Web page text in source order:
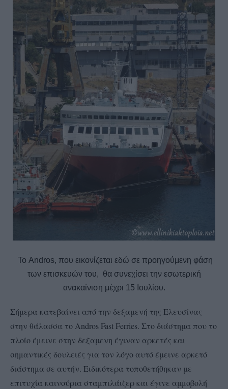
Το Andros, που εικονίζεται εδώ σε προηγούμενη φάση
των επισκευών του, θα συνεχίσει την εσωτερική
ανακαίνιση μέχρι 15 Ιουλίου.
Σήμερα κατεβαίνει από την δεξαμενή της Ελευσίνας
στην θάλασσα το Andros Fast Ferries. Στο διάστημα που το
πλοίο έμεινε στην δεξαμενη έγιναν αρκετές και
σημαντικές δουλειές για τον λόγο αυτό έμεινε αρκετό
διάστημα σε αυτήν. Ειδικότερα τοποθετήθηκαν με
επιτυχία καινούρια σταμπιλάιζερ και έγινε αμμοβολή